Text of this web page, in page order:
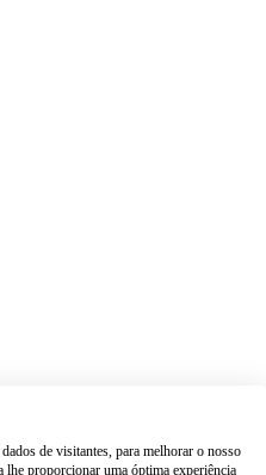
de visitantes, para melhorar o nosso
lhe proporcionar uma óptima experiência